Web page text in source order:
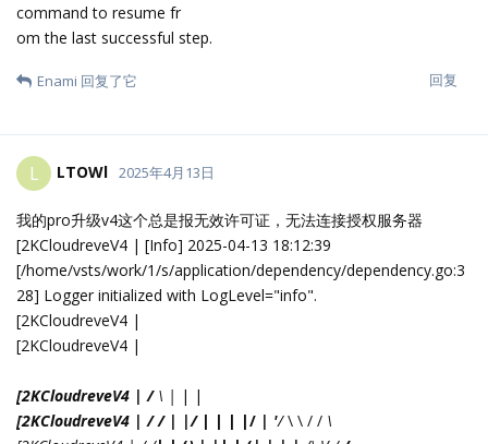
command to resume fr
om the last successful step.
回复
Enami 回复了它
L LTOWl 2025年4月13日
我的pro升级v4这个总是报无效许可证，无法连接授权服务器
[2KCloudreveV4 | [Info] 2025-04-13 18:12:39
[/home/vsts/work/1/s/application/dependency/dependency.go:3
28] Logger initialized with LogLevel="info".
[2KCloudreveV4 |
[2KCloudreveV4 |
[2KCloudreveV4 | / \ | | |
[2KCloudreveV4 | / / | |/ | | | |/ | '/\ \ / / \